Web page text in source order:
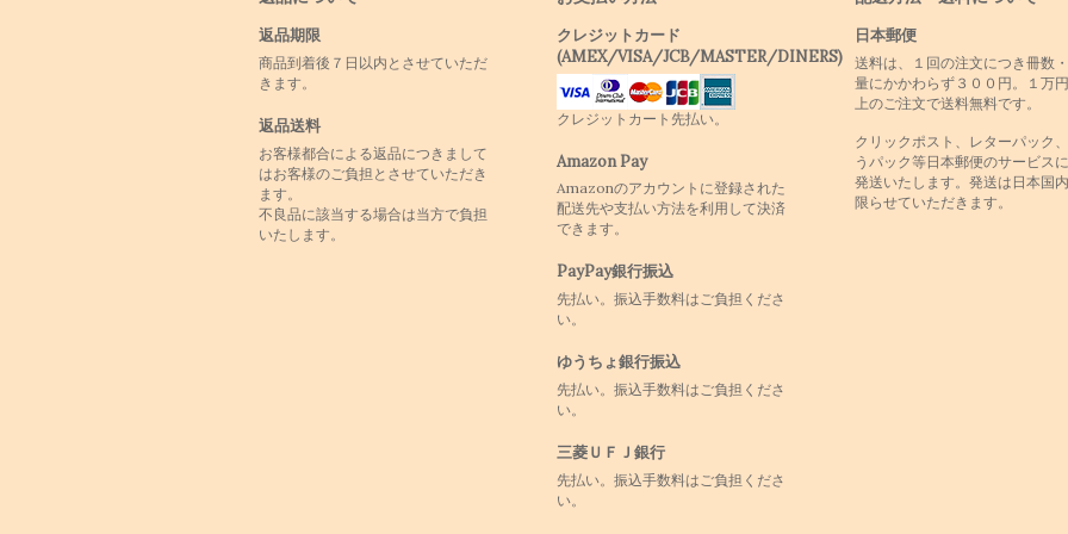
返品期限
商品到着後７日以内とさせていただ
きます。
返品送料
お客様都合による返品につきまして
はお客様のご負担とさせていただき
ます。
不良品に該当する場合は当方で負担
いたします。
クレジットカード
(AMEX/VISA/JCB/MASTER/DINERS)
クレジットカート先払い。
Amazon Pay
Amazonのアカウントに登録された
配送先や支払い方法を利用して決済
できます。
PayPay銀行振込
先払い。振込手数料はご負担くださ
い。
ゆうちょ銀行振込
先払い。振込手数料はご負担くださ
い。
三菱ＵＦＪ銀行
先払い。振込手数料はご負担くださ
い。
日本郵便
送料は、１回の注文につき冊数
量にかかわらず３００円。１万
上のご注文で送料無料です。
クリックポスト、レターパック
うパック等日本郵便のサービス
発送いたします。発送は日本国
限らせていただきます。